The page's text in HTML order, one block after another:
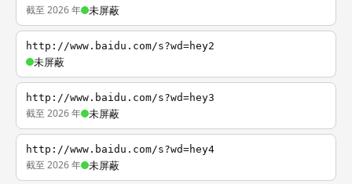
截至 2026 年 未屏蔽
http://www.baidu.com/s?wd=hey2
未屏蔽
http://www.baidu.com/s?wd=hey3
截至 2026 年 未屏蔽
http://www.baidu.com/s?wd=hey4
截至 2026 年 未屏蔽